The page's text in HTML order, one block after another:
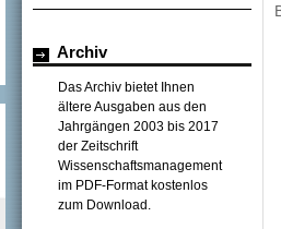
Archiv
Das Archiv bietet Ihnen
ältere Ausgaben aus den
Jahrgängen 2003 bis 2017
der Zeitschrift
Wissenschaftsmanagement
im PDF-Format kostenlos
zum Download.